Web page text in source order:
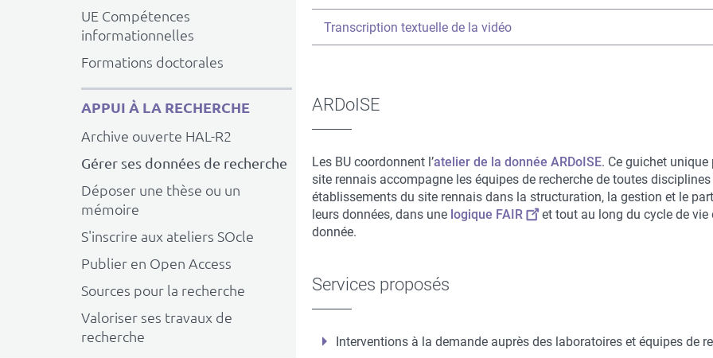
UE Compétences
informationnelles
Formations doctorales
APPUI À LA RECHERCHE
Archive ouverte HAL-R2
Gérer ses données de recherche
Déposer une thèse ou un
mémoire
S'inscrire aux ateliers SOcle
Publier en Open Access
Sources pour la recherche
Valoriser ses travaux de
recherche
Titre
du
Transcription textuelle de la vidéo
ARDoISE
Les BU coordonnent l’atelier de la donnée ARDoISE. Ce guichet unique
site rennais accompagne les équipes de recherche de toutes disciplines
établissements du site rennais dans la structuration, la gestion et le
leurs données, dans une logique FAIR
et tout au long du cycle de vie
donnée.
Services proposés
Interventions à la demande auprès des laboratoires et équipes de